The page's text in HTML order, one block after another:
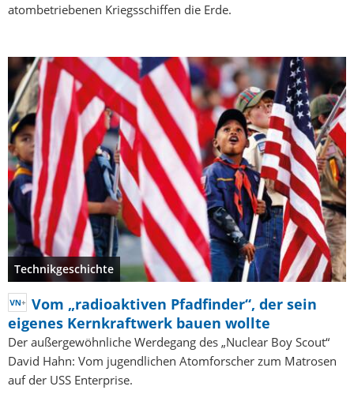
atombetriebenen Kriegsschiffen die Erde.
Technikgeschichte
Vom „radioaktiven Pfadfinder“, der sein
eigenes Kernkraftwerk bauen wollte
Der außergewöhnliche Werdegang des „Nuclear Boy Scout“
David Hahn: Vom jugendlichen Atomforscher zum Matrosen
auf der USS Enterprise.